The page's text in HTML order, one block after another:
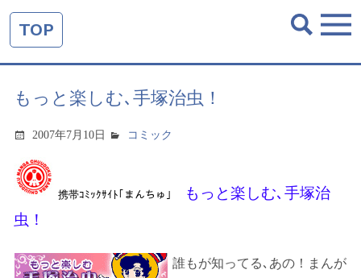
TOP
もっと楽しむ､手塚治虫！
2007年7月10日 コミック
携帯ｺﾐｯｸｻｲﾄ｢ まんちゅ もっと楽しむ､ 手塚治
虫 ！
誰もが知ってる､あの！まんが